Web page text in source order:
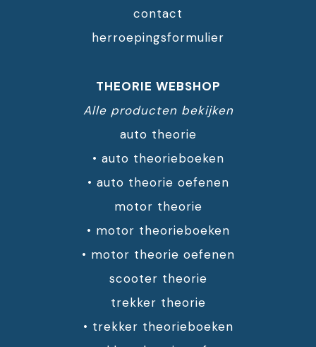
contact
herroepingsformulier
THEORIE WEBSHOP
Alle producten bekijken
auto theorie
• auto theorieboeken
• auto theorie oefenen
motor theorie
• motor theorieboeken
• motor theorie oefenen
scooter theorie
trekker theorie
• trekker theorieboeken